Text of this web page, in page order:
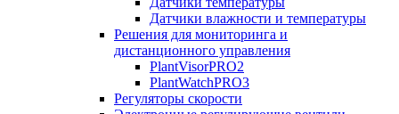
Датчики влажности и температуры
Решения для мониторинга и
дистанционного управления
PlantVisorPRO2
PlantWatchPRO3
Регуляторы скорости